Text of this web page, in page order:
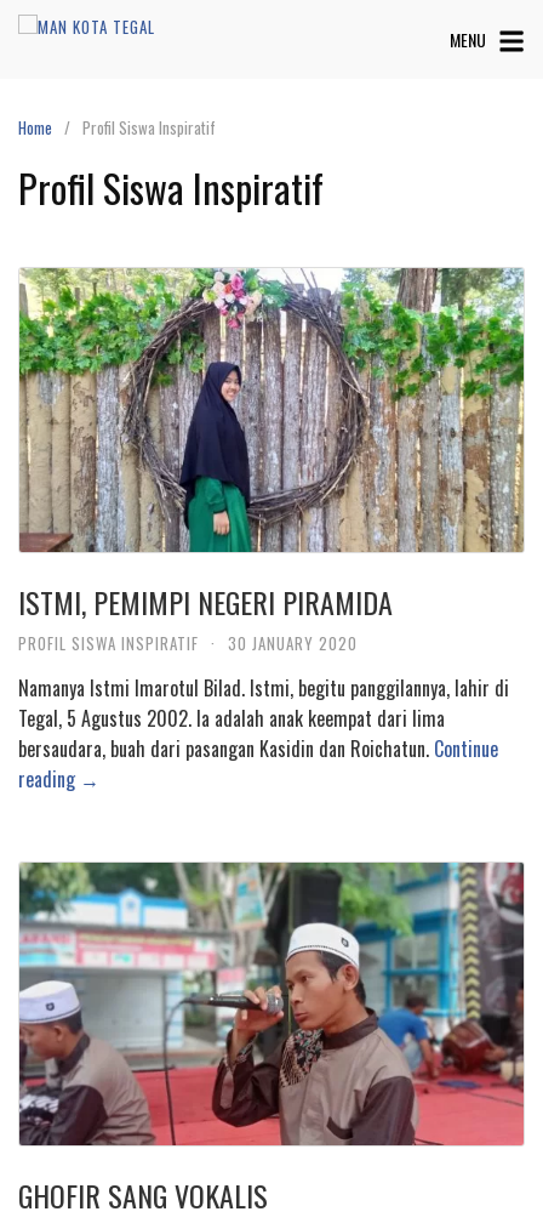
Skip
MENU
Home Profil Siswa Inspiratif
Profil Siswa Inspiratif
ISTMI, PEMIMPI NEGERI PIRAMIDA
PROFIL SISWA INSPIRATIF · 30 JANUARY 2020
Namanya Istmi Imarotul Bilad. Istmi, begitu panggilannya, lahir di
Tegal, 5 Agustus 2002. Ia adalah anak keempat dari lima
bersaudara, buah dari pasangan Kasidin dan Roichatun. Continue
reading →
GHOFIR SANG VOKALIS